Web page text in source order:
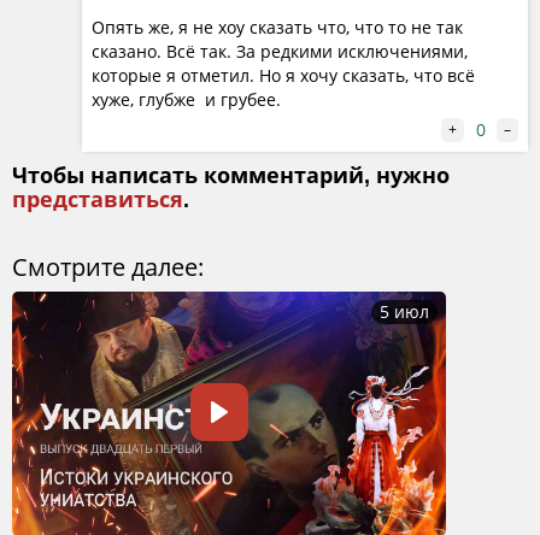
Опять же, я не хоу сказать что, что то не так
сказано. Всё так. За редкими исключениями,
которые я отметил. Но я хочу сказать, что всё
хуже, глубже и грубее.
+ 0 –
Чтобы написать комментарий, нужно
представиться.
Смотрите далее:
5 июл